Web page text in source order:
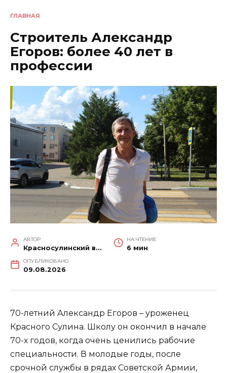
ГЛАВНАЯ
Строитель Александр
Егоров: более 40 лет в
профессии
АВТОР
Красносулинский вестник
НА ЧТЕНИЕ
6 мин
ОПУБЛИКОВАНО
09.08.2026
70-летний Александр Егоров – уроженец
Красного Сулина. Школу он окончил в начале
70-х годов, когда очень ценились рабочие
специальности. В молодые годы, после
срочной службы в рядах Советской Армии,